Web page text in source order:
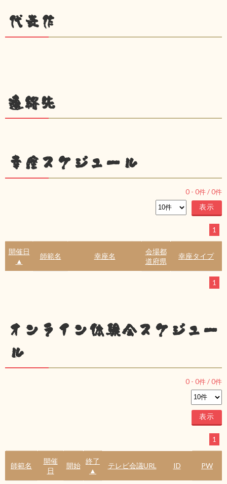
代表作
連絡先
幸座スケジュール
0 - 0件 /0件
1
開催日
▲
師範名 幸座名
会場都
道府県
幸座タイプ
1
オンライン体験会スケジュー
ル
0 - 0件 /0件
1
師範名
開催
日
開始
終了
▲
テレビ会議URL ID PW